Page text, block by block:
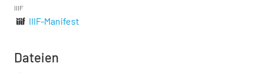
IIIF
IIIF-Manifest
Dateien